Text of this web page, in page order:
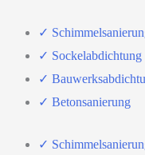
✓
✓ Sockelabdichtung
✓
✓ Betonsanierung
✓